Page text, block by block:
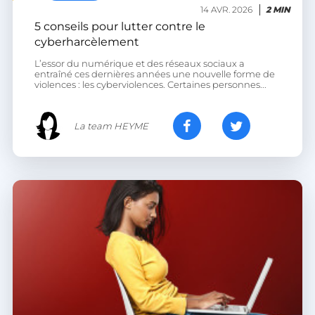
14 AVR. 2026 2 MIN
5 conseils pour lutter contre le
cyberharcèlement
L’essor du numérique et des réseaux sociaux a
entraîné ces dernières années une nouvelle forme de
violences : les cyberviolences. Certaines personnes...
La team HEYME
XSRF-TOKEN
__lc_cst
On Direct Business
Services Limited
.accounts.livechatinc.com
heyme_session
PERSISTID
__oauth_redirect_detector
accounts.livechatinc.com